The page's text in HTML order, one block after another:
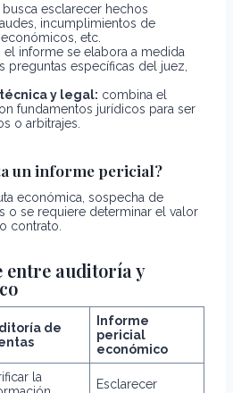
busca esclarecer hechos
incumplimientos de
etc.
el informe se elabora a medida
preguntas específicas del juez,
y legal: combina el
fundamentos jurídicos para ser
o arbitrajes.
un informe pericial?
económica, sospecha de
o se requiere determinar el valor
contrato.
entre auditoría y
de
Informe
pericial
económico
la
Esclarecer